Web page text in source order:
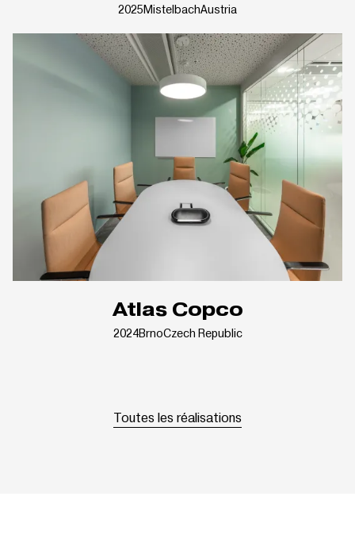
2025MistelbachAustria
Atlas Copco
2024BrnoCzech Republic
Toutes les réalisations